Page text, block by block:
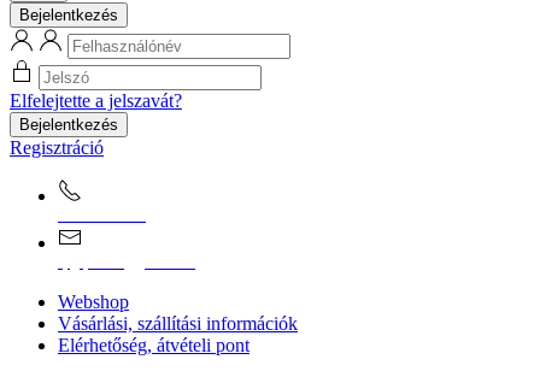
Bejelentkezés
Elfelejtette a jelszavát?
Bejelentkezés
Regisztráció
Webshop
Vásárlási, szállítási információk
Elérhetőség, átvételi pont